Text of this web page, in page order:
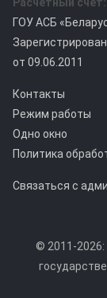
ГОУ АСБ
от 09.06.2011
Контакты
Режим работы
Одно окно
Политика
Связаться с
© 2011-2026: